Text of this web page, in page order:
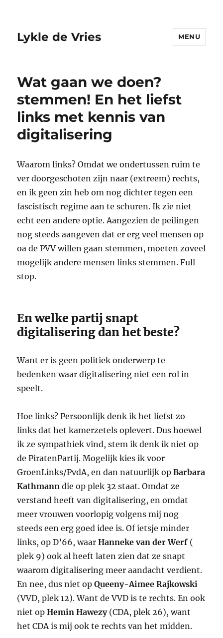
Lykle de Vries MENU
Wat gaan we doen?
stemmen! En het liefst
links met kennis van
digitalisering
Waarom links? Omdat we ondertussen ruim te
ver doorgeschoten zijn naar (extreem) rechts,
en ik geen zin heb om nog dichter tegen een
fascistisch regime aan te schuren. Ik zie niet
echt een andere optie. Aangezien de peilingen
nog steeds aangeven dat er erg veel mensen op
oa de PVV willen gaan stemmen, moeten zoveel
mogelijk andere mensen links stemmen. Full
stop.
En welke partij snapt
digitalisering dan het beste?
Want er is geen politiek onderwerp te
bedenken waar digitalisering niet een rol in
speelt.
Hoe links? Persoonlijk denk ik het liefst zo
links dat het kamerzetels oplevert. Dus hoewel
ik ze sympathiek vind, stem ik denk ik niet op
de PiratenPartij. Mogelijk kies ik voor
GroenLinks/PvdA, en dan natuurlijk opBarbara
Kathmann die op plek 32 staat. Omdat ze
verstand heeft van digitalisering, en omdat
meer vrouwen voorlopig volgens mij nog
steeds een erg goed idee is. Of ietsje minder
links, op D’66, waarHanneke van der Werf (
plek 9) ook al heeft laten zien dat ze snapt
waarom digitalisering meer aandacht verdient.
En nee, dus niet opQueeny-Aimee Rajkowski
(VVD, plek 12). Want de VVD is te rechts. En ook
niet opHemin Hawezy(CDA, plek 26), want
het CDA is mij ook te rechts van het midden.